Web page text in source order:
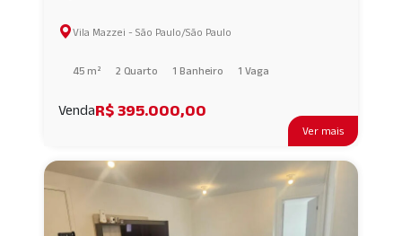
Ver mais
Vila Mazzei - São Paulo/São Paulo
45 m² 2 Quarto 1 Banheiro 1 Vaga
VendaR$ 395.000,00